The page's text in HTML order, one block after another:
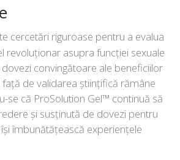
cercetări riguroase pentru a evalua
revoluționar asupra funcției sexuale
convingătoare ale beneficiilor
față de validarea științifică rămâne
se că ProSolution Gel™ continuă să
și susținută de dovezi pentru
îmbunătățească experiențele